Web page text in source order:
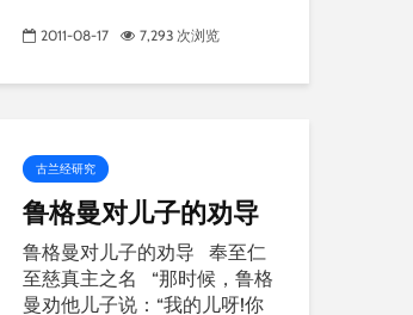
2011-08-17 7,293 次浏览
古兰经研究
鲁格曼对儿子的劝导
鲁格曼对儿子的劝导 奉至仁
至慈真主之名 “那时候，鲁格
曼劝他儿子说：“我的儿呀!你